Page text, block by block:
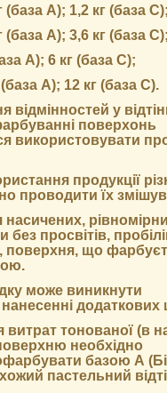
(база А); 1,2 кг (база С);
А); 3,6 кг (база C);
А); 6 кг (база С);
А); 12 кг (база С).
відмінностей у
поверхонь
використовувати
продукції
проводити їх
без просвітів,
поверхня, що
може виникнути
нанесенні додаткових
тонованої (в
необхідно
базою А
пастельний